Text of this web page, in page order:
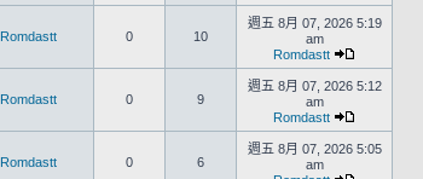
Romdastt 0 10
週五 8月 07, 2026 5:19
am
Romdastt
Romdastt 0 9
週五 8月 07, 2026 5:12
am
Romdastt
Romdastt 0 6
週五 8月 07, 2026 5:05
am